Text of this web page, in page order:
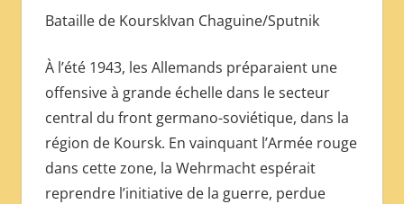
Bataille de KourskIvan Chaguine/Sputnik
À l’été 1943, les Allemands préparaient une
offensive à grande échelle dans le secteur
central du front germano-soviétique, dans la
région de Koursk. En vainquant l’Armée rouge
dans cette zone, la Wehrmacht espérait
reprendre l’initiative de la guerre, perdue